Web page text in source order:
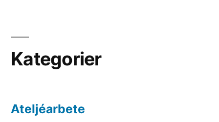
Kategorier
Ateljéarbete